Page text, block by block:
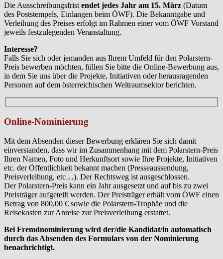
Die Ausschreibungsfrist endet jedes Jahr am 15. März (Datum
des Poststempels, Einlangen beim ÖWF). Die Bekanntgabe und
Verleihung des Preises erfolgt im Rahmen einer vom ÖWF Vorstand
jeweils festzulegenden Veranstaltung.
Interesse?
Falls Sie sich oder jemanden aus Ihrem Umfeld für den Polarstern-
Preis bewerben möchten, füllen Sie bitte die Online-Bewerbung aus,
in dem Sie uns über die Projekte, Initiativen oder herausragenden
Personen auf dem österreichischen Weltraumsektor berichten.
Online-Nominierung
Mit dem Absenden dieser Bewerbung erklären Sie sich damit
einverstanden, dass wir im Zusammenhang mit dem Polarstern-Preis
Ihren Namen, Foto und Herkunftsort sowie Ihre Projekte, Initiativen
etc. der Öffentlichkeit bekannt machen (Presseaussendung,
Preisverleihung, etc…). Der Rechtsweg ist ausgeschlossen.
Der Polarstern-Preis kann ein Jahr ausgesetzt und auf bis zu zwei
Preisträger aufgeteilt werden. Der Preisträger erhält vom ÖWF einen
Betrag von 800,00 € sowie die Polarstern-Trophäe und die
Reisekosten zur Anreise zur Preisverleihung erstattet.
Bei Fremdnominierung wird der/die Kandidat/in automatisch
durch das Absenden des Formulars von der Nominierung
benachrichtigt.